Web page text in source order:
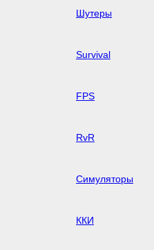
Шутеры
Survival
FPS
RvR
Симуляторы
ККИ